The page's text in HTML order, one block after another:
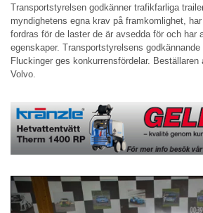
Transportstyrelsen godkänner trafikfarliga
myndighetens egna krav på framkomlighet,
fordras för de laster de är avsedda för och har
egenskaper. Transportstyrelsens
Fluckinger ges konkurrensfördelar. Beställaren
Volvo.